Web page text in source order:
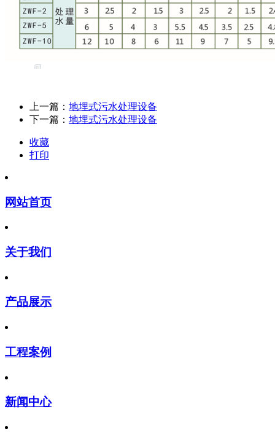
上一篇： 地埋式污水处理设备
下一篇： 地埋式污水处理设备
收藏
打印
网站首页
关于我们
产品展示
工程案例
新闻中心